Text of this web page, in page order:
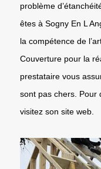
problème
êtes à Sogny En L
la compétence de
Couverture pour la
prestataire vous
sont pas chers. Pour
visitez son site web.